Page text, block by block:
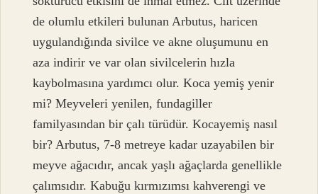
de olumlu etkileri bulunan Arbutus, haricen
uygulandığında sivilce ve akne oluşumunu en
aza indirir ve var olan sivilcelerin hızla
kaybolmasına yardımcı olur. Koca yemiş yenir
mi? Meyveleri yenilen, fundagiller
familyasından bir çalı türüdür. Kocayemiş nasıl
bir? Arbutus, 7-8 metreye kadar uzayabilen bir
meyve ağacıdır, ancak yaşlı ağaçlarda genellikle
çalımsıdır. Kabuğu kırmızımsı kahverengi ve